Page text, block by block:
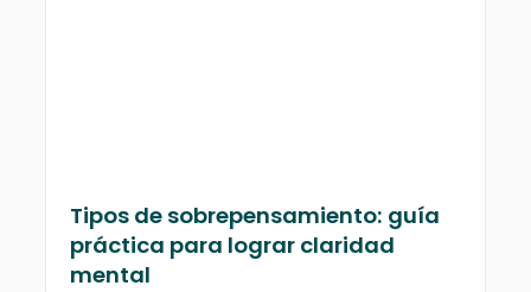
Tipos de sobrepensamiento: guía
práctica para lograr claridad
mental